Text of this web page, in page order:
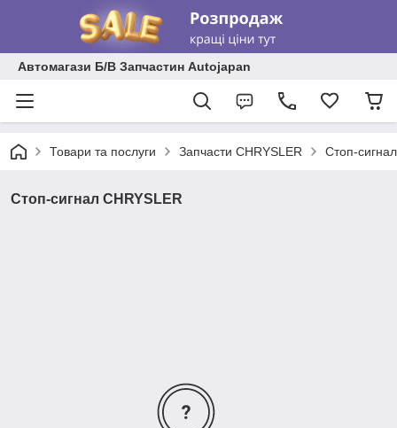
Автомагази Б/В Запчастин Autojapan
Товари та послуги Запчасти CHRYSLER Стоп-
Стоп-сигнал CHRYSLER